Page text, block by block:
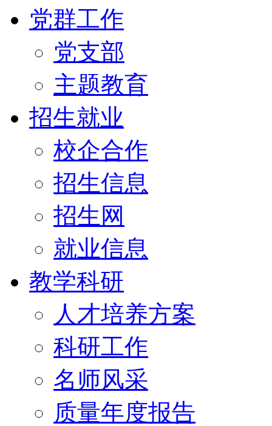
党群工作
党支部
主题教育
招生就业
校企合作
招生信息
招生网
就业信息
教学科研
人才培养方案
科研工作
名师风采
质量年度报告